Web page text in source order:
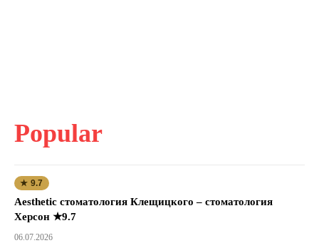
Popular
★ 9.7
Aesthetic стоматология Клещицкого – стоматология
Херсон ★9.7
06.07.2026